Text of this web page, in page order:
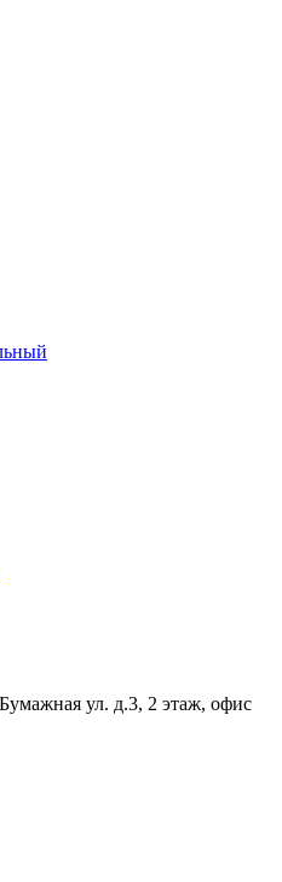
ул. д.3, 2 этаж, офис